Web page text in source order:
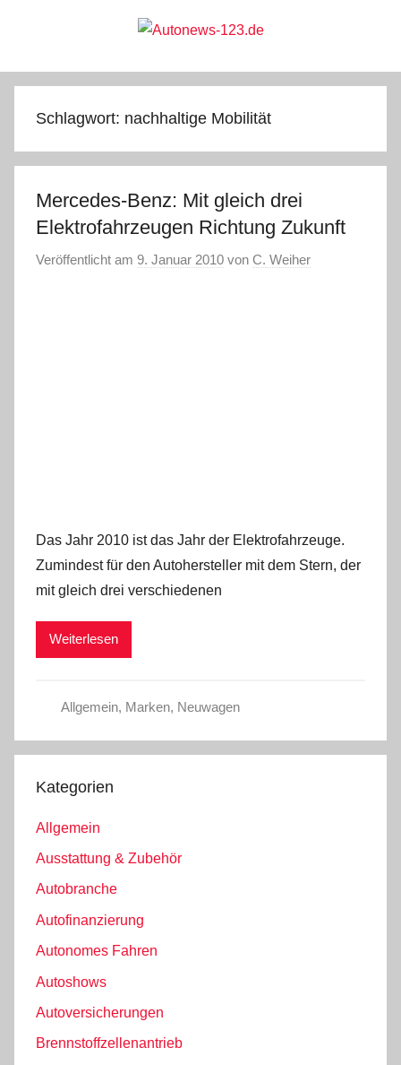
Autonews-
123.de
Schlagwort: nachhaltige Mobilität
Mercedes-Benz: Mit gleich drei
Elektrofahrzeugen Richtung Zukunft
Veröffentlicht am 9. Januar 2010 von C. Weiher
Das Jahr 2010 ist das Jahr der Elektrofahrzeuge.
Zumindest für den Autohersteller mit dem Stern, der
mit gleich drei verschiedenen
Weiterlesen
Allgemein, Marken, Neuwagen
Kategorien
Allgemein
Ausstattung & Zubehör
Autobranche
Autofinanzierung
Autonomes Fahren
Autoshows
Autoversicherungen
Brennstoffzellenantrieb